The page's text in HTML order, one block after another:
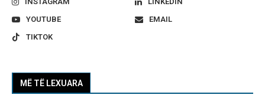
YOUTUBE
EMAIL
TIKTOK
MË TË LEXUARA